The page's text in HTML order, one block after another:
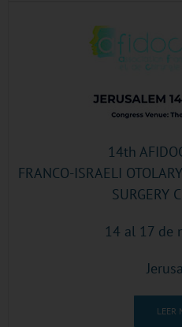
14th
FRANCO-ISRAELI
SURGERY
14 al 17 de
LEER